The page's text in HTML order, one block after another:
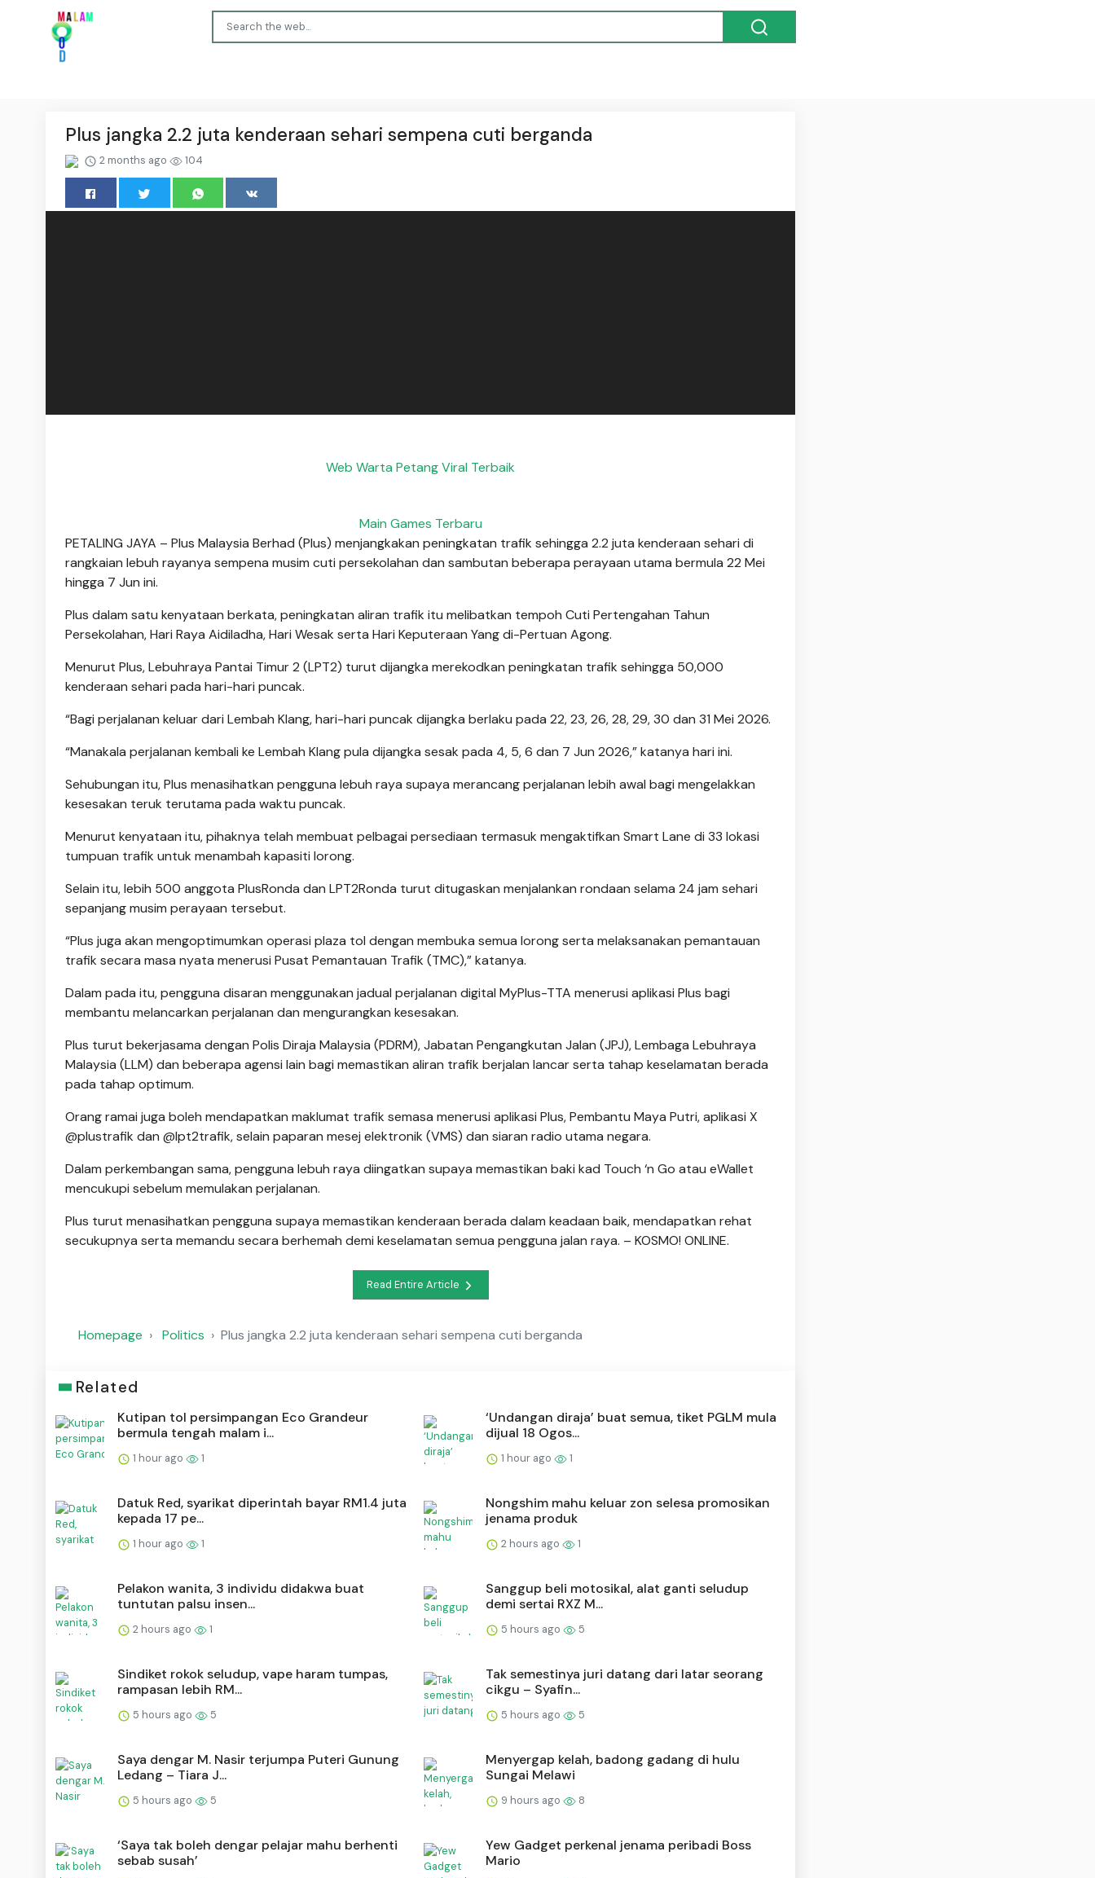
Plus jangka 2.2 juta kenderaan sehari sempena cuti berganda
2 months ago 104
Web Warta Petang Viral Terbaik
Main Games Terbaru
PETALING JAYA – Plus Malaysia Berhad (Plus) menjangkakan peningkatan trafik sehingga 2.2 juta kenderaan sehari di
rangkaian lebuh rayanya sempena musim cuti persekolahan dan sambutan beberapa perayaan utama bermula 22 Mei
hingga 7 Jun ini.
Plus dalam satu kenyataan berkata, peningkatan aliran trafik itu melibatkan tempoh Cuti Pertengahan Tahun
Persekolahan, Hari Raya Aidiladha, Hari Wesak serta Hari Keputeraan Yang di-Pertuan Agong.
Menurut Plus, Lebuhraya Pantai Timur 2 (LPT2) turut dijangka merekodkan peningkatan trafik sehingga 50,000
kenderaan sehari pada hari-hari puncak.
“Bagi perjalanan keluar dari Lembah Klang, hari-hari puncak dijangka berlaku pada 22, 23, 26, 28, 29, 30 dan 31 Mei 2026.
“Manakala perjalanan kembali ke Lembah Klang pula dijangka sesak pada 4, 5, 6 dan 7 Jun 2026,” katanya hari ini.
Sehubungan itu, Plus menasihatkan pengguna lebuh raya supaya merancang perjalanan lebih awal bagi mengelakkan
kesesakan teruk terutama pada waktu puncak.
Menurut kenyataan itu, pihaknya telah membuat pelbagai persediaan termasuk mengaktifkan Smart Lane di 33 lokasi
tumpuan trafik untuk menambah kapasiti lorong.
Selain itu, lebih 500 anggota PlusRonda dan LPT2Ronda turut ditugaskan menjalankan rondaan selama 24 jam sehari
sepanjang musim perayaan tersebut.
“Plus juga akan mengoptimumkan operasi plaza tol dengan membuka semua lorong serta melaksanakan pemantauan
trafik secara masa nyata menerusi Pusat Pemantauan Trafik (TMC),” katanya.
Dalam pada itu, pengguna disaran menggunakan jadual perjalanan digital MyPlus-TTA menerusi aplikasi Plus bagi
membantu melancarkan perjalanan dan mengurangkan kesesakan.
Plus turut bekerjasama dengan Polis Diraja Malaysia (PDRM), Jabatan Pengangkutan Jalan (JPJ), Lembaga Lebuhraya
Malaysia (LLM) dan beberapa agensi lain bagi memastikan aliran trafik berjalan lancar serta tahap keselamatan berada
pada tahap optimum.
Orang ramai juga boleh mendapatkan maklumat trafik semasa menerusi aplikasi Plus, Pembantu Maya Putri, aplikasi X
@plustrafik dan @lpt2trafik, selain paparan mesej elektronik (VMS) dan siaran radio utama negara.
Dalam perkembangan sama, pengguna lebuh raya diingatkan supaya memastikan baki kad Touch ‘n Go atau eWallet
mencukupi sebelum memulakan perjalanan.
Plus turut menasihatkan pengguna supaya memastikan kenderaan berada dalam keadaan baik, mendapatkan rehat
secukupnya serta memandu secara berhemah demi keselamatan semua pengguna jalan raya. – KOSMO! ONLINE.
Read Entire Article
Homepage Politics Plus jangka 2.2 juta kenderaan sehari sempena cuti berganda
Related
Kutipan tol persimpangan Eco Grandeur
bermula tengah malam i...
1 hour ago 1
‘Undangan diraja’ buat semua, tiket PGLM mula
dijual 18 Ogos...
1 hour ago 1
Datuk Red, syarikat diperintah bayar RM1.4 juta
kepada 17 pe...
1 hour ago 1
Nongshim mahu keluar zon selesa promosikan
jenama produk
2 hours ago 1
Pelakon wanita, 3 individu didakwa buat
tuntutan palsu insen...
2 hours ago 1
Sanggup beli motosikal, alat ganti seludup
demi sertai RXZ M...
5 hours ago 5
Sindiket rokok seludup, vape haram tumpas,
rampasan lebih RM...
5 hours ago 5
Tak semestinya juri datang dari latar seorang
cikgu – Syafin...
5 hours ago 5
Saya dengar M. Nasir terjumpa Puteri Gunung
Ledang – Tiara J...
5 hours ago 5
Menyergap kelah, badong gadang di hulu
Sungai Melawi
9 hours ago 8
‘Saya tak boleh dengar pelajar mahu berhenti
sebab susah’
Yew Gadget perkenal jenama peribadi Boss
Mario